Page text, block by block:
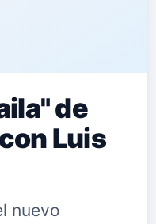
de
Luis
nuevo